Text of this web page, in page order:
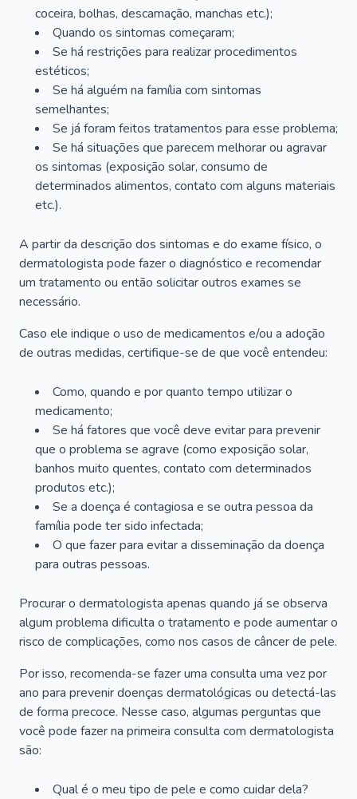
coceira, bolhas, descamação, manchas etc.);
Quando os sintomas começaram;
Se há restrições para realizar procedimentos
estéticos;
Se há alguém na família com sintomas
semelhantes;
Se já foram feitos tratamentos para esse problema;
Se há situações que parecem melhorar ou agravar
os sintomas (exposição solar, consumo de
determinados alimentos, contato com alguns materiais
etc.).
A partir da descrição dos sintomas e do exame físico, o
dermatologista pode fazer o diagnóstico e recomendar
um tratamento ou então solicitar outros exames se
necessário.
Caso ele indique o uso de medicamentos e/ou a adoção
de outras medidas, certifique-se de que você entendeu:
Como, quando e por quanto tempo utilizar o
medicamento;
Se há fatores que você deve evitar para prevenir
que o problema se agrave (como exposição solar,
banhos muito quentes, contato com determinados
produtos etc.);
Se a doença é contagiosa e se outra pessoa da
família pode ter sido infectada;
O que fazer para evitar a disseminação da doença
para outras pessoas.
Procurar o dermatologista apenas quando já se observa
algum problema dificulta o tratamento e pode aumentar o
risco de complicações, como nos casos de câncer de pele.
Por isso, recomenda-se fazer uma consulta uma vez por
ano para prevenir doenças dermatológicas ou detectá-las
de forma precoce. Nesse caso, algumas perguntas que
você pode fazer na primeira consulta com dermatologista
são:
Qual é o meu tipo de pele e como cuidar dela?